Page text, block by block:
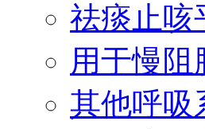
祛痰止咳
用于慢
其他呼吸